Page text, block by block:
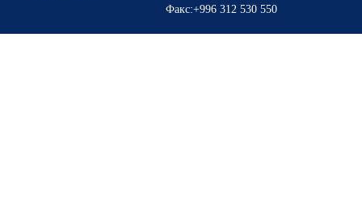
Факс:+996 312 530 550